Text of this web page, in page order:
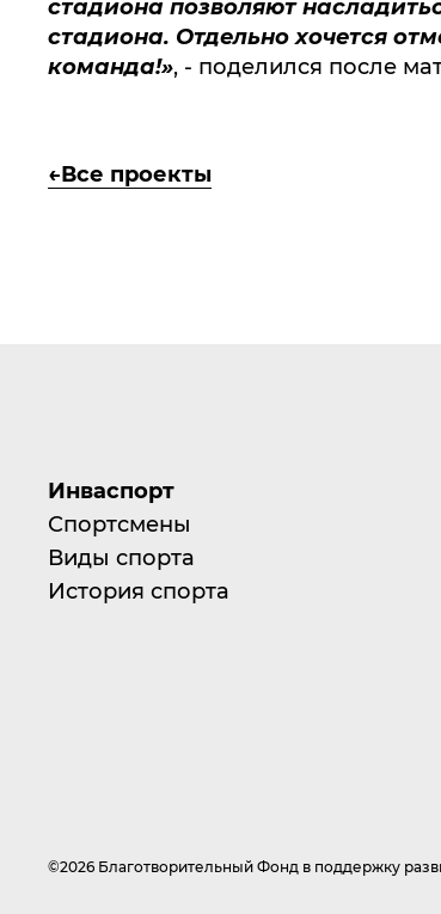
стадиона позволяют
стадиона. Отдельно хочется
команда!», - поделился после
Все проекты
Инваспорт
Спортсмены
Виды спорта
История спорта
©2026 Благотворительный Фонд в поддержку